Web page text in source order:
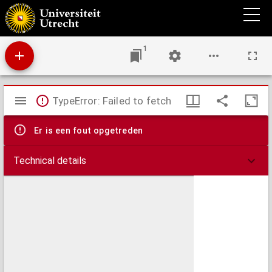
Een son die een dicke neevel of wolck uyt de zee ophaelt met dit emblema, evexi sed
discutiam.
1
Mirador
viewer
TypeError: Failed to fetch
Er is een fout opgetreden
Technical details